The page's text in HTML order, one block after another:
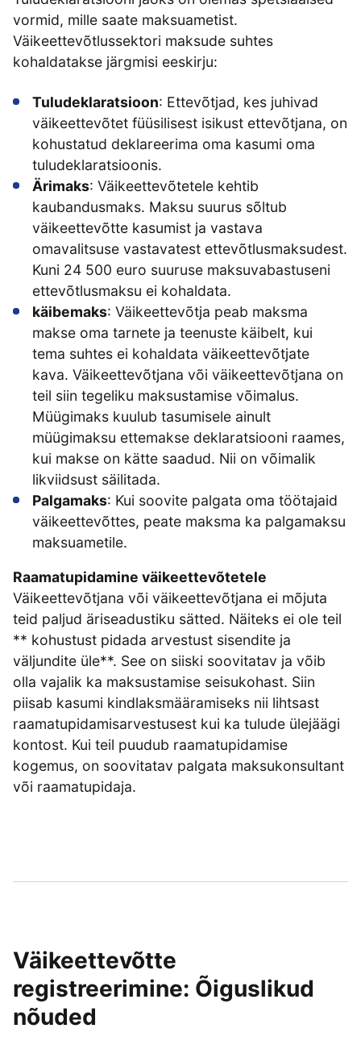
vormid, mille saate maksuametist.
Väikeettevõtlussektori maksude suhtes
kohaldatakse järgmisi eeskirju:
Tuludeklaratsioon: Ettevõtjad, kes juhivad
väikeettevõtet füüsilisest isikust ettevõtjana, on
kohustatud deklareerima oma kasumi oma
tuludeklaratsioonis.
Ärimaks: Väikeettevõtetele kehtib
kaubandusmaks. Maksu suurus sõltub
väikeettevõtte kasumist ja vastava
omavalitsuse vastavatest ettevõtlusmaksudest.
Kuni 24 500 euro suuruse maksuvabastuseni
ettevõtlusmaksu ei kohaldata.
käibemaks: Väikeettevõtja peab maksma
makse oma tarnete ja teenuste käibelt, kui
tema suhtes ei kohaldata väikeettevõtjate
kava. Väikeettevõtjana või väikeettevõtjana on
teil siin tegeliku maksustamise võimalus.
Müügimaks kuulub tasumisele ainult
müügimaksu ettemakse deklaratsiooni raames,
kui makse on kätte saadud. Nii on võimalik
likviidsust säilitada.
Palgamaks: Kui soovite palgata oma töötajaid
väikeettevõttes, peate maksma ka palgamaksu
maksuametile.
Raamatupidamine väikeettevõtetele
Väikeettevõtjana või väikeettevõtjana ei mõjuta
teid paljud äriseadustiku sätted. Näiteks ei ole teil
** kohustust pidada arvestust sisendite ja
väljundite üle**. See on siiski soovitatav ja võib
olla vajalik ka maksustamise seisukohast. Siin
piisab kasumi kindlaksmääramiseks nii lihtsast
raamatupidamisarvestusest kui ka tulude ülejäägi
kontost. Kui teil puudub raamatupidamise
kogemus, on soovitatav palgata maksukonsultant
või raamatupidaja.
Väikeettevõtte
registreerimine: Õiguslikud
nõuded